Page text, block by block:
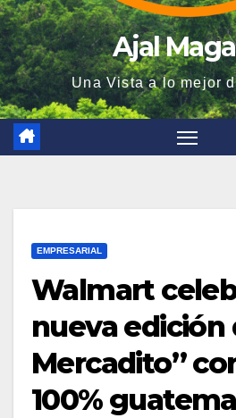
Ajal
Una Vista a lo mejor
EMPRESARIAL
Walmart
nueva edición
Mercadito”
100%